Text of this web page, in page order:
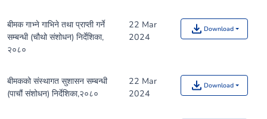
बीमक गाभ्ने गाभिने तथा प्राप्ती गर्ने
सम्बन्धी (चौथो संशोधन) निर्देशिका,
२०८०
22 Mar
2024
Download
बीमकको संस्थागत सुशासन सम्बन्धी
(पाचौं संशोधन) निर्देशिका,२०८०
22 Mar
2024
Download